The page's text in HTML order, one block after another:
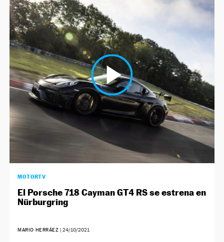
MOTORTV
El Porsche 718 Cayman GT4 RS se estrena en
Nürburgring
MARIO HERRÁEZ | 24/10/2021